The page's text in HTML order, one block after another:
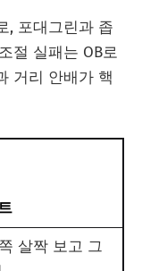
, 포대그린과 좁
절 실패는 OB로
거리 안배가 핵
살짝 보고 그